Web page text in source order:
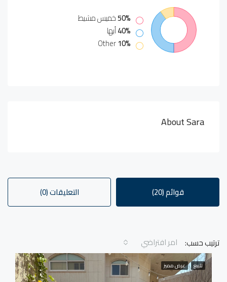
50%خميس مشيط
40%أبها
10%
Other
About Sara
قوائم (20) التعليقات (0)
ترتيب حسب: امر افتراضي
للبيع عرض مميز